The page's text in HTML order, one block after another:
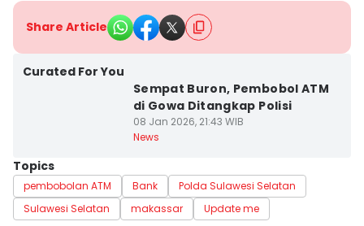
Share Article
Curated For You
Sempat Buron, Pembobol ATM
di Gowa Ditangkap Polisi
08 Jan 2026, 21:43 WIB
News
Topics
pembobolan ATM Bank
Polda Sulawesi Selatan
Sulawesi Selatan
makassar Update me